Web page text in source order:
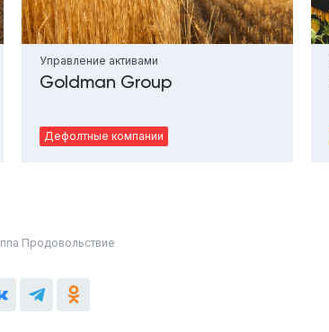
Управление активами
Goldman Group
Дефолтные компании
Продовольствие